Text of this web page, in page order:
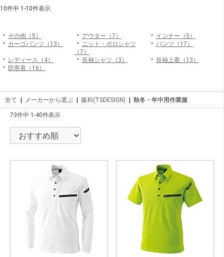
10件中 1-10件表示
・ その他（5） ・ アウター（7） ・ インナー（5）
・ カーゴパンツ（13） ・ ニット・ポロシャツ
（7）
・ パンツ（17）
・ レディース（4） ・ 長袖シャツ（3） ・ 長袖上着（13）
・ 防寒着（16）
全て | メーカーから選ぶ | 藤和(TSDESIGN) | 秋冬・年中用作業服
73件中 1-40件表示